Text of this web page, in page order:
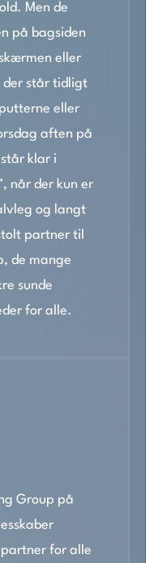
Men de
på bagsiden
eller
der står tidligt
eller
aften på
klar i
når der kun er
og langt
partner til
de mange
sunde
for alle.
Group på
for alle